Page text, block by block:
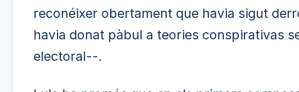
reconéixer obertament que havia sigut
havia donat pàbul a teories conspirativas
electoral--.